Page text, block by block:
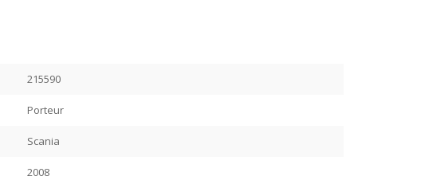
215590
Porteur
Scania
2008